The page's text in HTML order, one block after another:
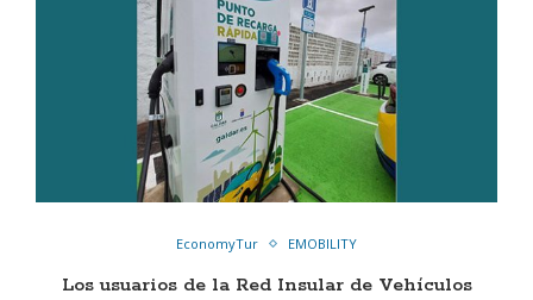
EconomyTur EMOBILITY
Los usuarios de la Red Insular de Vehículos